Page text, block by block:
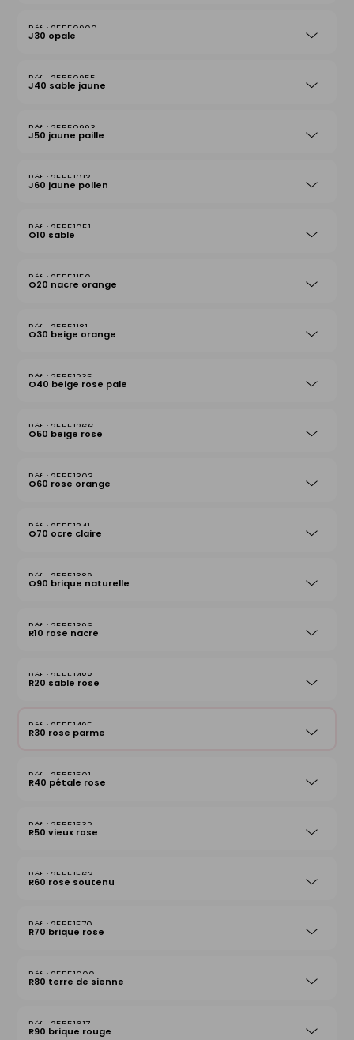
25550900
J30 opale
25550955
J40 sable jaune
25550993
J50 jaune paille
25551013
J60 jaune pollen
25551051
O10 sable
25551150
O20 nacre orange
25551181
O30 beige orange
25551235
O40 beige rose pale
25551266
O50 beige rose
25551303
O60 rose orange
25551341
O70 ocre claire
25551389
O90 brique naturelle
25551396
R10 rose nacre
25551488
R20 sable rose
25551495
R30 rose parme
25551501
R40 pétale rose
25551532
R50 vieux rose
25551563
R60 rose soutenu
25551570
R70 brique rose
25551600
R80 terre de sienne
25551617
R90 brique rouge